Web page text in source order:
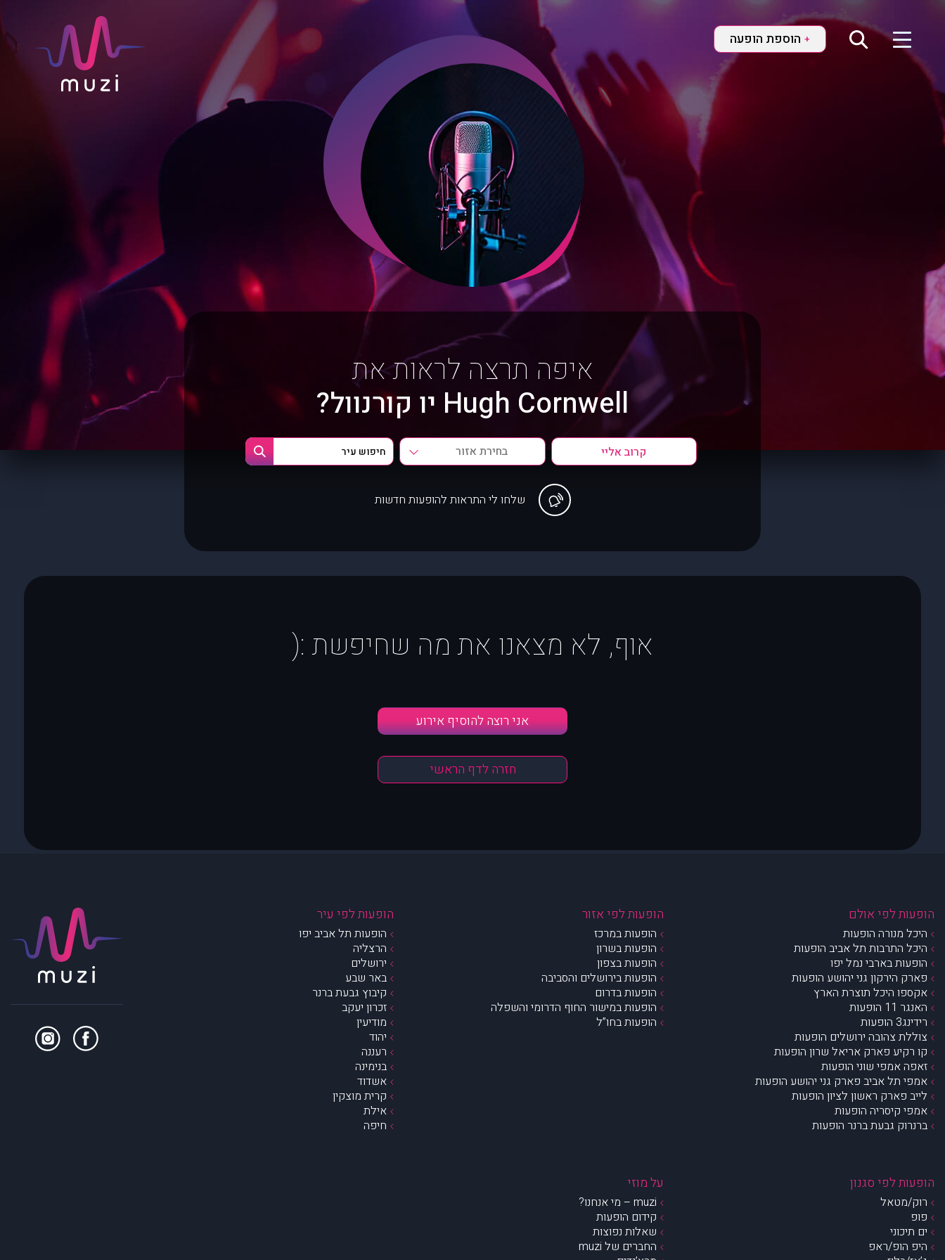
+ הוספת הופעה
איפה תרצה לראות את
Hugh Cornwell יו קורנוול?
בחירת אזור
שלחו לי התראות להופעות חדשות
אוף, לא מצאנו את מה שחיפשת :(
אני רוצה להוסיף אירוע
חזרה לדף הראשי
הופעות לפי אולם
היכל מנורה הופעות
היכל התרבות תל אביב הופעות
הופעות בארבי נמל יפו
פארק הירקון גני יהושע הופעות
אקספו היכל תוצרת הארץ
האנגר 11 הופעות
רידינג3 הופעות
צוללת צהובה ירושלים הופעות
קו רקיע פארק אריאל שרון הופעות
זאפה אמפי שוני הופעות
אמפי תל אביב פארק גני יהושע הופעות
לייב פארק ראשון לציון הופעות
אמפי קיסריה הופעות
ברנרוק גבעת ברנר הופעות
הופעות לפי אזור
הופעות במרכז
הופעות בשרון
הופעות בצפון
הופעות בירושלים והסביבה
הופעות בדרום
הופעות במישור החוף הדרומי והשפלה
הופעות בחו”ל
הופעות לפי עיר
הופעות תל אביב יפו
הרצליה
ירושלים
באר שבע
קיבוץ גבעת ברנר
זכרון יעקב
מודיעין
יהוד
רעננה
בנימינה
אשדוד
קרית מוצקין
אילת
חיפה
הופעות לפי סגנון
רוק/מטאל
פופ
ים תיכוני
היפ הופ/ראפ
על מוזי
muzi – מי אנחנו?
קידום הופעות
שאלות נפוצות
החברים של muzi